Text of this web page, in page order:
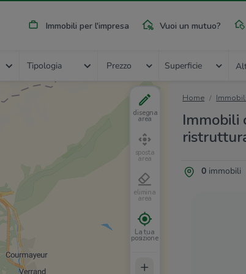
Immobili per l'impresa Vuoi un mutuo?
Tipologia Prezzo Superficie
Home
Immobili
0immobili
disegna
area
sposta
area
elimina
area
La tua
posizione
+